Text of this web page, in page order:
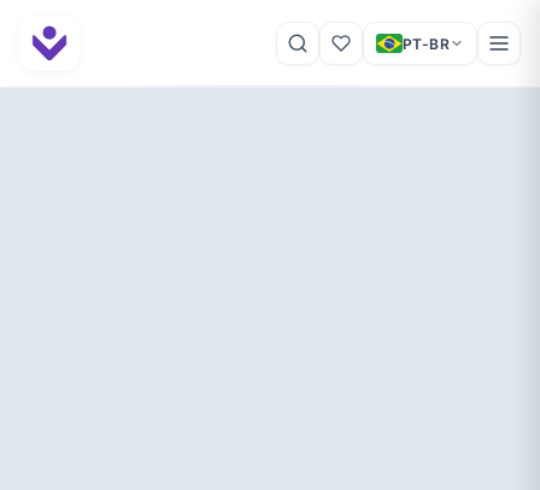
PT-BR